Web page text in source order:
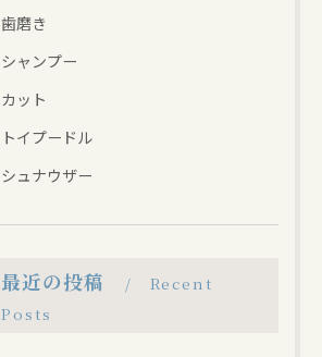
歯磨き
シャンプー
カット
トイプードル
シュナウザー
最近の投稿
Recent
Posts